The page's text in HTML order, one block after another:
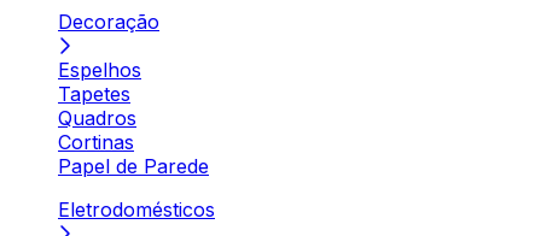
Decoração
Espelhos
Tapetes
Quadros
Cortinas
Papel de Parede
Eletrodomésticos